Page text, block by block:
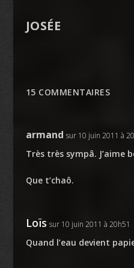
JOSÉE
15 COMMENTAIRES
armand sur 10 juin 2011 à
Très très sympâ. J’aime
Que t’chaô.
Loïs sur 10 juin 2011 à 20h51
Quand l’eau devient